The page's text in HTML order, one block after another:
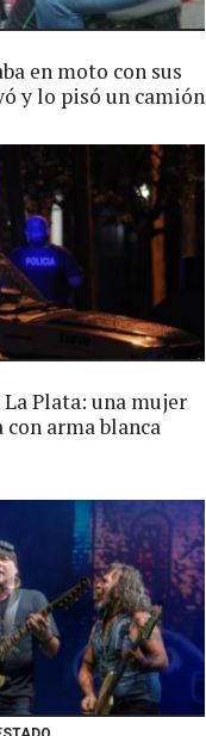
en moto con sus
y lo pisó un camión
Plata: una mujer
con arma blanca